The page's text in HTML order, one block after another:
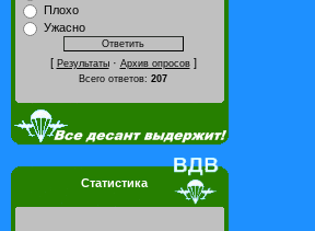
Плохо
Ужасно
[ Результаты· Архив опросов]
Всего ответов: 207
Статистика